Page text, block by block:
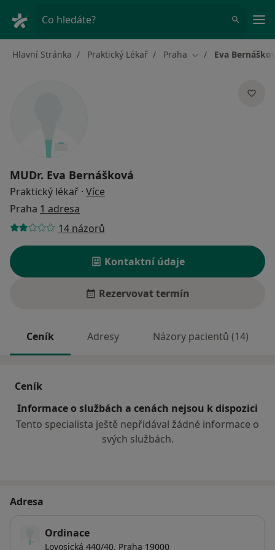
Co hledáte?
Hlavní Stránka Praktický Lékař Praha Změna města
Eva
MUDr. Eva Bernášková
Praktický lékař · Více
Praha 1 adresa
14 názorů
Kontaktní údaje
Rezervovat termín
Ceník Adresy Názory pacientů (14)
Ceník
Informace o službách a cenách nejsou k dispozici
Tento specialista ještě nepřidával žádné informace o
svých službách.
Adresa
Ordinace
Lovosická 440/40, Praha 19000